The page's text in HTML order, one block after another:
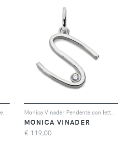
MONICA VINADER
€ 119,00